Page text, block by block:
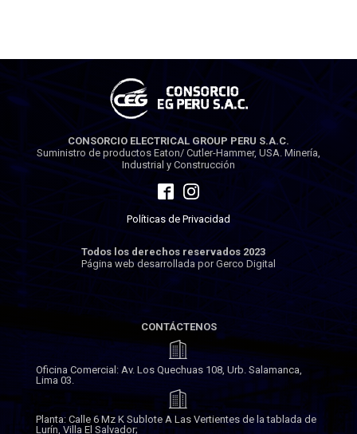
CONSORCIO ELECTRICAL GROUP PERU S.A.C.
Suministro de productos Eaton/ Cutler-Hammer, USA. Minería,
Industrial y Construcción
Políticas de Privacidad
Todos los derechos reservados 2023
Página web desarrollada por Gerco Digital
CONTÁCTENOS
Oficina Comercial: Av. Los Quechuas 108, Urb. Salamanca,
Lima 03.
Planta: Calle 6 Mz K Sublote A Las Vertientes de la tablada de
Lurín, Villa El Salvador;